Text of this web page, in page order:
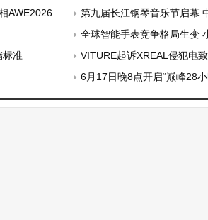
AWE2026
第九届长江钢琴音乐节启幕
全球智能手表竞争格局生变
标准
VITURE起诉XREAL侵犯电致
6月17日晚8点开启“巅峰28